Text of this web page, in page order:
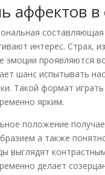
аффектов
интерес. Страх,
эмоции проявляются
шанс испытывать
Такой формат
ярким.
положение
а также
выглядят
делает